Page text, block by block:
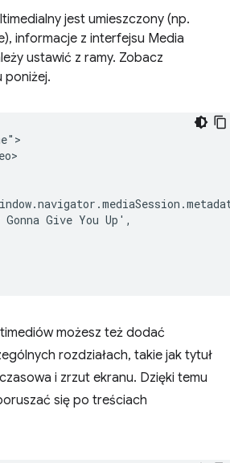
jest umieszczony (np.
informacje z interfejsu Media
ustawić z ramy. Zobacz
poniżej.
Gonna Give You Up',
możesz też dodać
rozdziałach, takie jak tytuł
i zrzut ekranu. Dzięki temu
się po treściach